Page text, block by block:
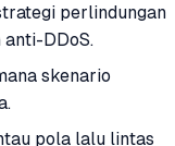
perlindungan
DDoS.
skenario
pola lalu lintas